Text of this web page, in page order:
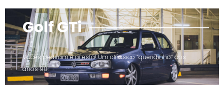
Golf GTi
Vocês pediram e aí está! Um clássico “queridinho” dos
anos 90.